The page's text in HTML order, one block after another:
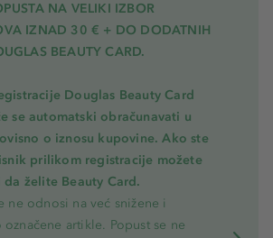
NA VELIKI IZBOR
IZNAD 30 € + DO DODATNIH
BEAUTY CARD.
Douglas Beauty Card
se automatski obračunavati u
o iznosu kupovine. Ako ste
prilikom registracije možete
želite Beauty Card.
ne odnosi na već snižene i
artikle. Popust se ne